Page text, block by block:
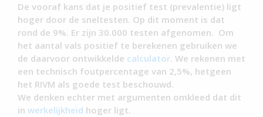
De vooraf kans dat je positief test (prevalentie) ligt
hoger door de sneltesten. Op dit moment is dat
rond de 9%. Er zijn 30.000 testen afgenomen. Om
het aantal vals positief te berekenen gebruiken we
de daarvoor ontwikkelde calculator. We rekenen met
een technisch foutpercentage van 2,5%, hetgeen
het RIVM als goede test beschouwd.
We denken echter met argumenten omkleed dat dit
in werkelijkheid hoger ligt.